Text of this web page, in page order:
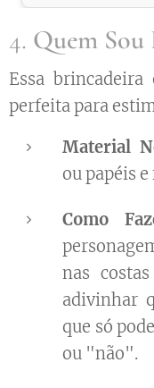
4. Quem Sou
Essa
perfeita para
Material
ou papéis
Como
nas
adivinhar
que só
ou "não".